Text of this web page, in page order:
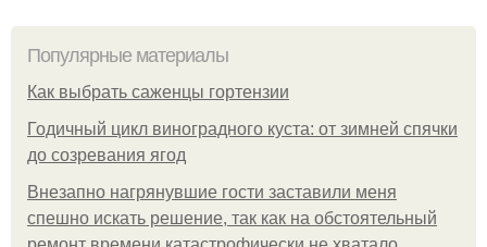
Популярные материалы
Как выбрать саженцы гортензии
Годичный цикл виноградного куста: от зимней спячки
до созревания ягод
Внезапно нагрянувшие гости заставили меня
спешно искать решение, так как на обстоятельный